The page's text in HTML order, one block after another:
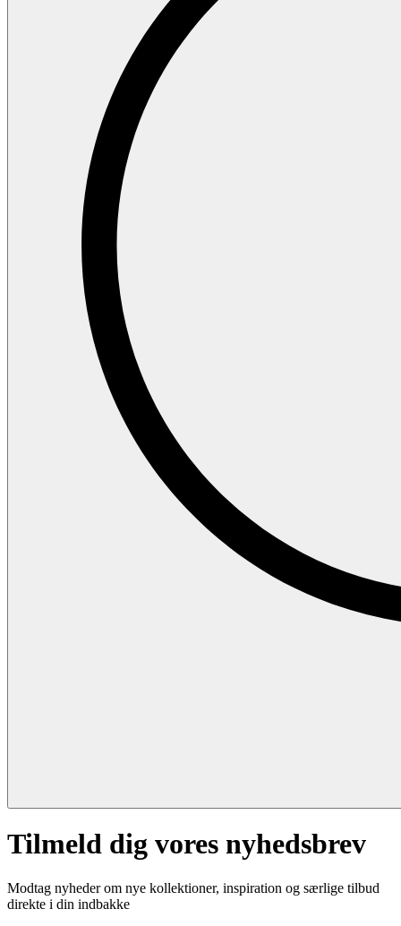
Tilmeld dig vores nyhedsbrev
Modtag nyheder om nye kollektioner, inspiration og særlige tilbud
direkte i din indbakke